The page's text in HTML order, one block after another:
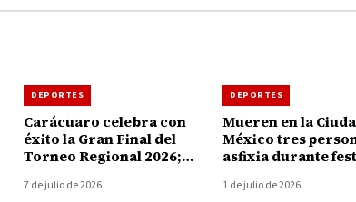
DEPORTES
Carácuaro celebra con
éxito la Gran Final del
Torneo Regional 2026;
como motor de unidad
7 de julio de 2026
DEPORTES
Mueren en la
México tres
asfixia durante
Selección en el
1 de julio de 2026